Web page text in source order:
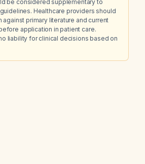
be considered supplementary to
Healthcare providers should
primary literature and current
application in patient care.
liability for clinical decisions based on